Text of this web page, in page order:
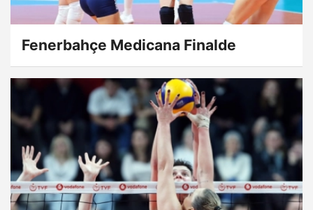
Fenerbahçe Medicana Finalde